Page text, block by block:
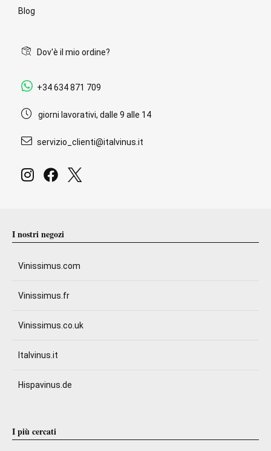
Blog
Dov'è il mio ordine?
+34 634 871 709
giorni lavorativi, dalle 9 alle 14
servizio_clienti@italvinus.it
I nostri negozi
Vinissimus.com
Vinissimus.fr
Vinissimus.co.uk
Italvinus.it
Hispavinus.de
I più cercati